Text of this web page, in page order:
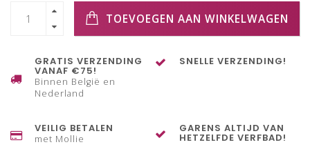
TOEVOEGEN AAN WINKELWAGEN
GRATIS VERZENDING
VANAF €75!
Binnen België en
Nederland
SNELLE VERZENDING!
VEILIG BETALEN
met Mollie
GARENS ALTIJD VAN
HETZELFDE VERFBAD!